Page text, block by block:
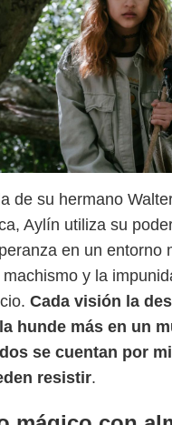
de su hermano
Aylín utiliza su
en un entorno
y la
Cada visión la
hunde más en un
se cuentan por
resistir.